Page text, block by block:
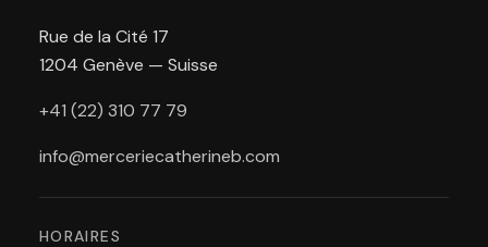
Rue de la Cité 17
1204 Genève — Suisse
+41 (22) 310 77 79
info@merceriecatherineb.com
HORAIRES